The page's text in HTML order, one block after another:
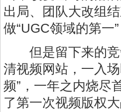
出局、团队大改组
做“UGC领域的第一
但是留下来的竞
清视频网站，一入
频”，一年之内烧尽
了第一次视频版权